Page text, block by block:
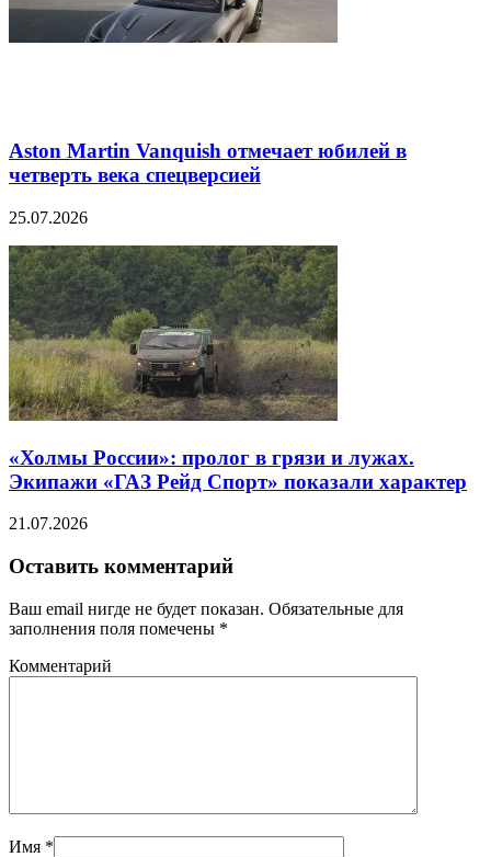
Aston Martin Vanquish отмечает юбилей в
четверть века спецверсией
25.07.2026
«Холмы России»: пролог в грязи и лужах.
Экипажи «ГАЗ Рейд Спорт» показали характер
21.07.2026
Оставить комментарий
Ваш email нигде не будет показан. Обязательные для
заполнения поля помечены *
Комментарий
Имя *